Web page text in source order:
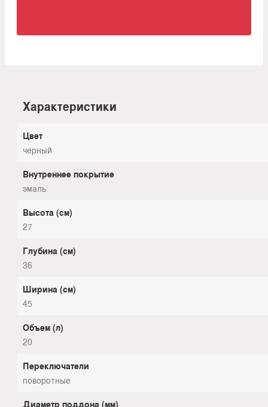
Характеристики
Цвет
черный
Внутреннее покрытие
эмаль
Высота (см)
27
Глубина (см)
36
Ширина (см)
45
Объем (л)
20
Переключатели
поворотные
Диаметр поддона (мм)